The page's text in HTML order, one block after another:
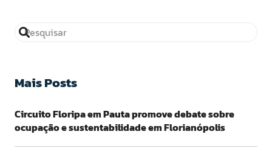
Mais Posts
Circuito Floripa em Pauta promove debate sobre
ocupação e sustentabilidade em Florianópolis